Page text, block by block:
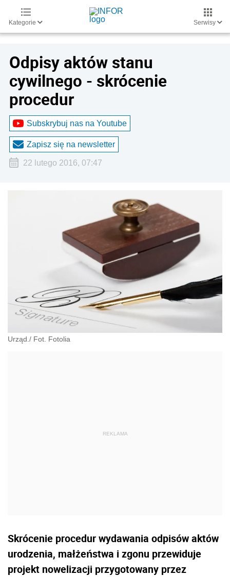
Kategorie Serwisy
Odpisy aktów stanu
cywilnego - skrócenie
procedur
Subskrybuj nas na Youtube
Zapisz się na newsletter
22 lutego 2016, 07:47
Urząd./ Fot. Fotolia
Skrócenie procedur wydawania odpisów aktów
urodzenia, małżeństwa i zgonu przewiduje
projekt nowelizacji przygotowany przez